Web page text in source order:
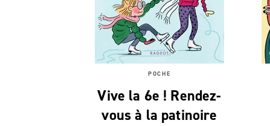
POCHE
Vive la 6e ! Rendez-
vous à la patinoire